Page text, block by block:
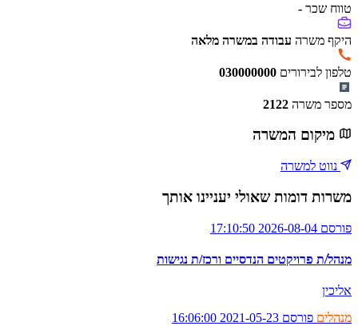
טווח שכר -
היקף משרה עבודה במשרה מלאה
טלפון לבירורים 030000000
מספר משרה 2122
מיקום המשרה
נווט למשרה
משרות דומות שאולי יעניינו אותך
פורסם 2026-08-04 17:10:50
מנהל/ת פרויקטים הנדסיים ורכז/ת נגישות
אליכין
מנהלים פורסם 2021-05-23 16:06:00